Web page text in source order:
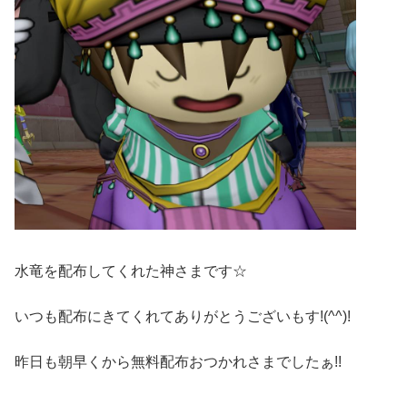
水竜を配布してくれた神さまです☆
いつも配布にきてくれてありがとうございもす!(^^)!
昨日も朝早くから無料配布おつかれさまでしたぁ!!